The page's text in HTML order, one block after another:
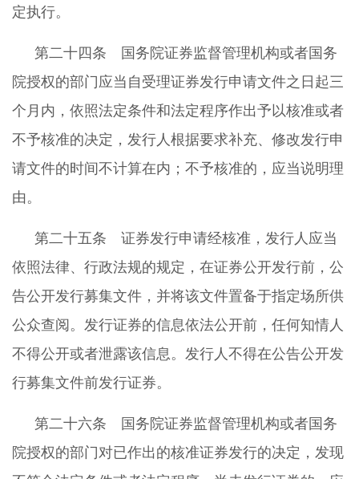
定执行。
第二十四条 国务院证券监督管理机构或者国务
院授权的部门应当自受理证券发行申请文件之日起三
个月内，依照法定条件和法定程序作出予以核准或者
不予核准的决定，发行人根据要求补充、修改发行申
请文件的时间不计算在内；不予核准的，应当说明理
由。
第二十五条 证券发行申请经核准，发行人应当
依照法律、行政法规的规定，在证券公开发行前，公
告公开发行募集文件，并将该文件置备于指定场所供
公众查阅。发行证券的信息依法公开前，任何知情人
不得公开或者泄露该信息。发行人不得在公告公开发
行募集文件前发行证券。
第二十六条 国务院证券监督管理机构或者国务
院授权的部门对已作出的核准证券发行的决定，发现